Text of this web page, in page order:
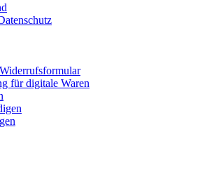
für digitale Waren